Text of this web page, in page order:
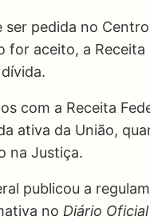
ser pedida no
for aceito, a
com a Receita
ativa da União,
na Justiça.
publicou a
no Diário